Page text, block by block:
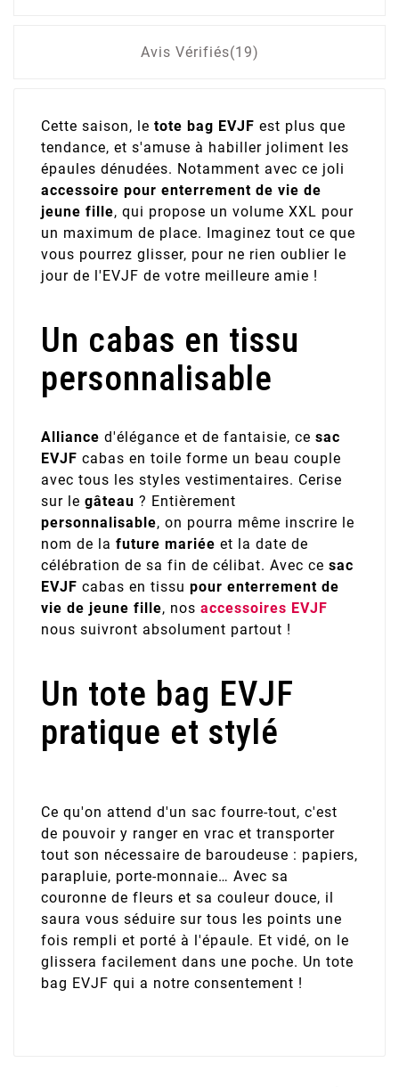
Avis Vérifiés(19)
Cette saison, le tote bag EVJF est plus que
tendance, et s'amuse à habiller joliment les
épaules dénudées. Notamment avec ce joli
accessoire pour enterrement de vie de
jeune fille, qui propose un volume XXL pour
un maximum de place. Imaginez tout ce que
vous pourrez glisser, pour ne rien oublier le
jour de l'EVJF de votre meilleure amie !
Un cabas en tissu
personnalisable
Alliance d'élégance et de fantaisie, ce sac
EVJF cabas en toile forme un beau couple
avec tous les styles vestimentaires. Cerise
sur le gâteau ? Entièrement
personnalisable, on pourra même inscrire le
nom de la future mariée et la date de
célébration de sa fin de célibat. Avec ce sac
EVJF cabas en tissu pour enterrement de
vie de jeune fille, nos accessoires EVJF
nous suivront absolument partout !
Un tote bag EVJF
pratique et stylé
Ce qu'on attend d'un sac fourre-tout, c'est
de pouvoir y ranger en vrac et transporter
tout son nécessaire de baroudeuse : papiers,
parapluie, porte-monnaie… Avec sa
couronne de fleurs et sa couleur douce, il
saura vous séduire sur tous les points une
fois rempli et porté à l'épaule. Et vidé, on le
glissera facilement dans une poche. Un tote
bag EVJF qui a notre consentement !